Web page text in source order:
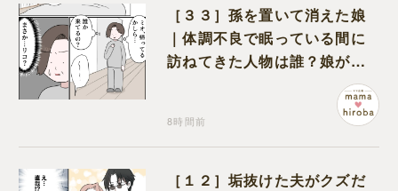
［３３］孫を置いて消えた娘
｜体調不良で眠っている間に
訪ねてきた人物は誰？娘が戻
ってきたのかと不安になる
8時間前
［１２］垢抜けた夫がクズだ